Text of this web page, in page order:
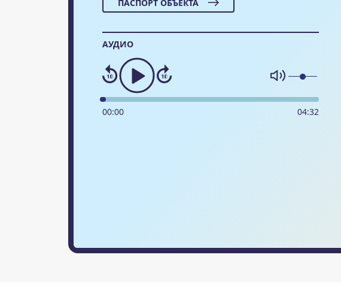
ПАСПОРТ ОБЪЕКТА
АУДИО
00:00 04:32